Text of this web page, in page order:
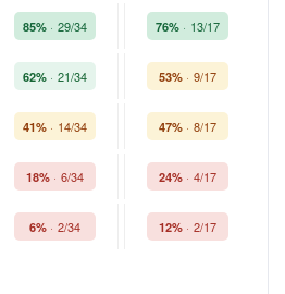
85% 29/34 76% 13/17
62% 21/34 53% 9/17
41% 14/34 47% 8/17
18% 6/34 24% 4/17
6% 2/34 12% 2/17